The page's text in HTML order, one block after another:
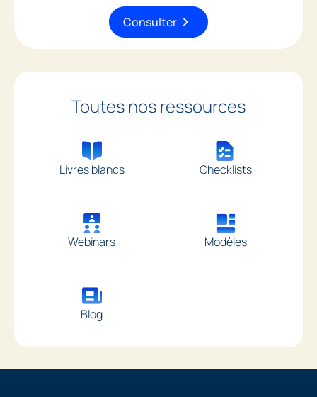
Consulter chevron_right
Toutes nos ressources
Livres blancs Checklists
Webinars Modèles
Blog